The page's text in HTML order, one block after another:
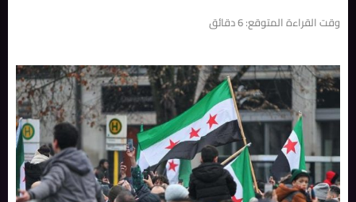
وقت القراءة المتوقع:6دقائق